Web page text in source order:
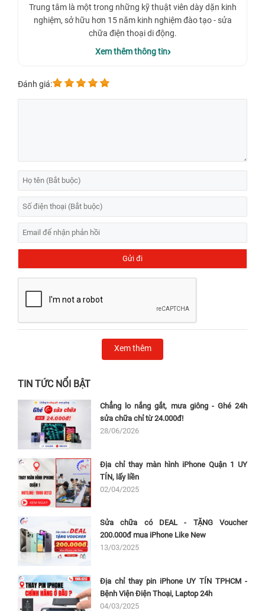
Trung tâm là một trong những kỹ thuật viên dày dặn kinh
nghiệm, sở hữu hơn 15 năm kinh nghiệm đào tạo - sửa
chữa điện thoại di động.
Xem thêm thông tin
Đánh giá:
Xem thêm
TIN TỨC NỔI BẬT
Chẳng lo nắng gắt, mưa giông - Ghé 24h
sửa chữa chỉ từ 24.000đ!
28/06/2026
Địa chỉ thay màn hình iPhone Quận 1 UY
TÍN, lấy liền
02/04/2025
Sửa chữa có DEAL - TẶNG Voucher
200.000đ mua iPhone Like New
13/03/2025
Địa chỉ thay pin iPhone UY TÍN TPHCM -
Bệnh Viện Điện Thoại, Laptop 24h
04/03/2025